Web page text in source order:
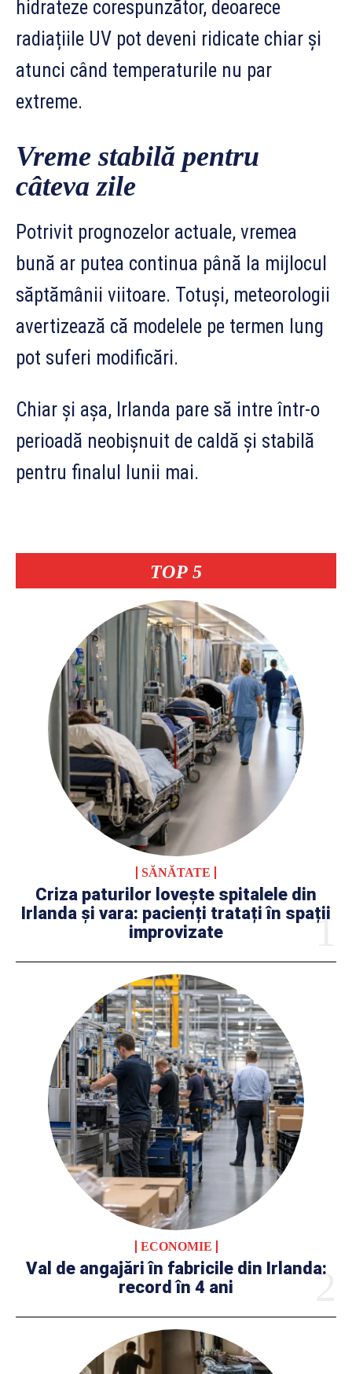
TOP 5
SĂNĂTATE
Criza paturilor lovește spitalele din
Irlanda și vara: pacienți tratați în spații
improvizate
ECONOMIE
Val de angajări în fabricile din Irlanda:
record în 4 ani
hidrateze corespunzător, deoarece
radiațiile UV pot deveni ridicate chiar și
atunci când temperaturile nu par
extreme.
Vreme stabilă pentru
câteva zile
Potrivit prognozelor actuale, vremea
bună ar putea continua până la mijlocul
săptămânii viitoare. Totuși, meteorologii
avertizează că modelele pe termen lung
pot suferi modificări.
Chiar și așa, Irlanda pare să intre într-o
perioadă neobișnuit de caldă și stabilă
pentru finalul lunii mai.